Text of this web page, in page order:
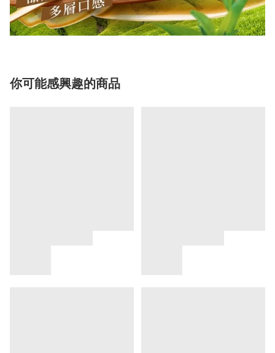
你可能感興趣的商品